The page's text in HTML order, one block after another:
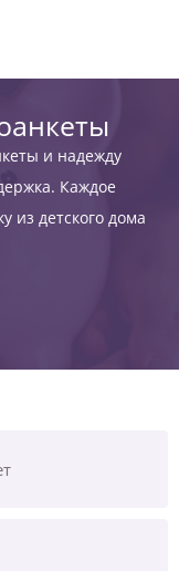
и надежду
Каждое
из детского дома